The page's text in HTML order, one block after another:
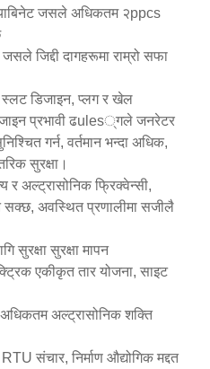
जसले अधिकतम २ppcs
जिद्दी दागहरूमा राम्रो सफा
डिजाइन, प्लग र खेल
प्रभावी ढules्गले जनरेटर
गर्न, वर्तमान भन्दा अधिक,
सुरक्षा।
र अल्ट्रासोनिक फ्रिक्वेन्सी,
सक्छ, अवस्थित प्रणालीमा सजीलै
सुरक्षा सुरक्षा मापन
एकीकृत तार योजना, साइट
अल्ट्रासोनिक शक्ति
संचार, निर्माण औद्योगिक मद्दत